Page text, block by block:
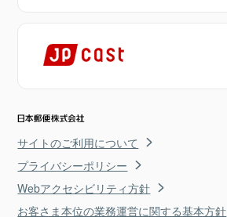
サイトのご利用について
プライバシーポリシー
Webアクセシビリティ方針
お客さま本位の業務運営に関する基本方針